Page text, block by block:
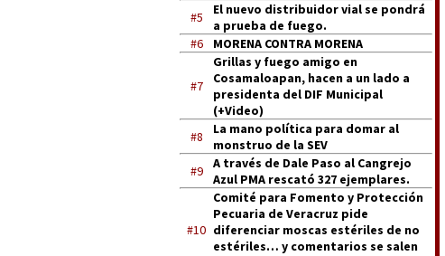
#5
El nuevo distribuidor vial se pondrá
a prueba de fuego.
#6
MORENA CONTRA MORENA
#7
Grillas y fuego amigo en
Cosamaloapan, hacen a un lado a
presidenta del DIF Municipal
(+Video)
#8
La mano política para domar al
monstruo de la SEV
#9
A través de Dale Paso al Cangrejo
Azul PMA rescató 327 ejemplares.
#10
Comité para Fomento y Protección
Pecuaria de Veracruz pide
diferenciar moscas estériles de no
estériles… y comentarios se salen